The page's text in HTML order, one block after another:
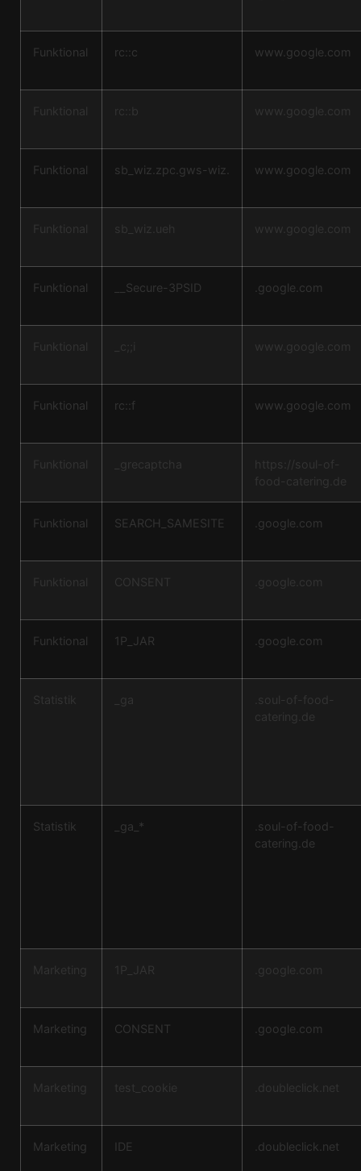
Funktional rc::c www.google.com
Funktional rc::b www.google.com
Funktional sb_wiz.zpc.gws-wiz. www.google.com
Funktional sb_wiz.ueh www.google.com
Funktional __Secure-3PSID .google.com
Funktional _c;;i www.google.com
Funktional rc::f www.google.com
Funktional _grecaptcha
https://soul-of-
food-catering.de
Funktional SEARCH_SAMESITE .google.com
Funktional CONSENT .google.com
Funktional 1P_JAR .google.com
Statistik _ga
.soul-of-food-
catering.de
Statistik _ga_*
.soul-of-food-
catering.de
Marketing 1P_JAR .google.com
Marketing CONSENT .google.com
Marketing test_cookie .doubleclick.net
Marketing IDE .doubleclick.net